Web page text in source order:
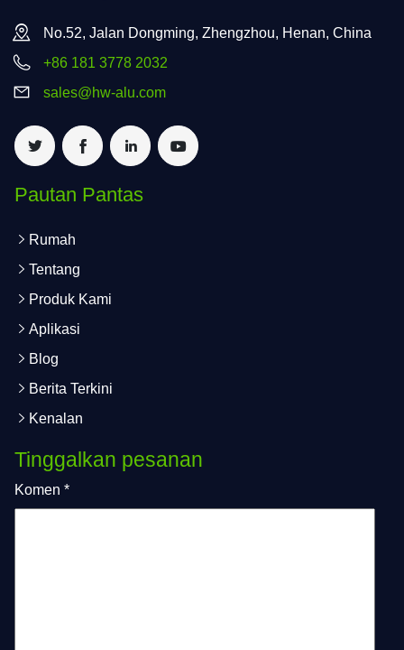
No.52, Jalan Dongming, Zhengzhou, Henan, China
+86 181 3778 2032
sales@hw-alu.com
Pautan Pantas
Rumah
Tentang
Produk Kami
Aplikasi
Blog
Berita Terkini
Kenalan
Tinggalkan pesanan
Komen *